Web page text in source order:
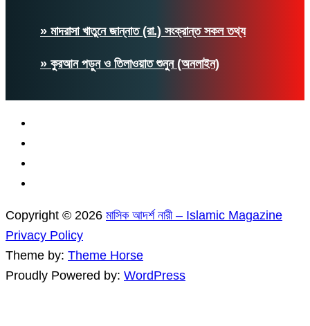
» মাদরাসা খাতুনে জান্নাত (রা.) সংক্রান্ত সকল তথ্য
» কুরআন পড়ুন ও তিলাওয়াত শুনুন (অনলাইন)
Copyright © 2026 মাসিক আদর্শ নারী – Islamic Magazine
Privacy Policy
Theme by: Theme Horse
Proudly Powered by: WordPress